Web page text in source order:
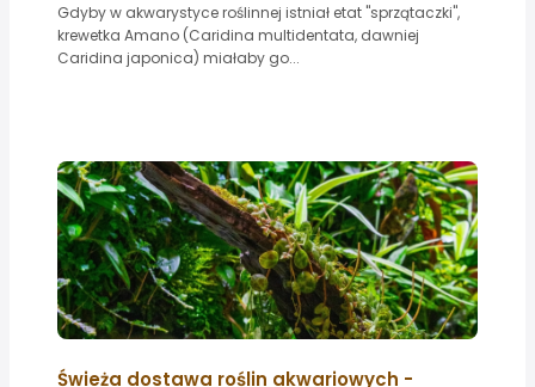
Gdyby w akwarystyce roślinnej istniał etat "sprzątaczki",
krewetka Amano (Caridina multidentata, dawniej
Caridina japonica) miałaby go...
Świeża dostawa roślin akwariowych -